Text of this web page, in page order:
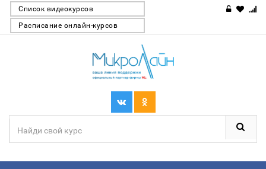
Список видеокурсов
Расписание онлайн-курсов